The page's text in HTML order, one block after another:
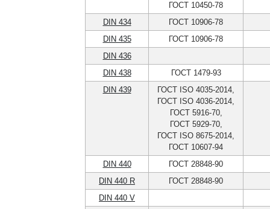
ГОСТ 10450-78
DIN 434
ГОСТ 10906-78
DIN 435
ГОСТ 10906-78
DIN 436
DIN 438
ГОСТ 1479-93
DIN 439
ГОСТ ISO 4035-2014,
ГОСТ ISO 4036-2014,
ГОСТ 5916-70,
ГОСТ 5929-70,
ГОСТ ISO 8675-2014,
ГОСТ 10607-94
DIN 440
ГОСТ 28848-90
DIN 440 R
ГОСТ 28848-90
DIN 440 V